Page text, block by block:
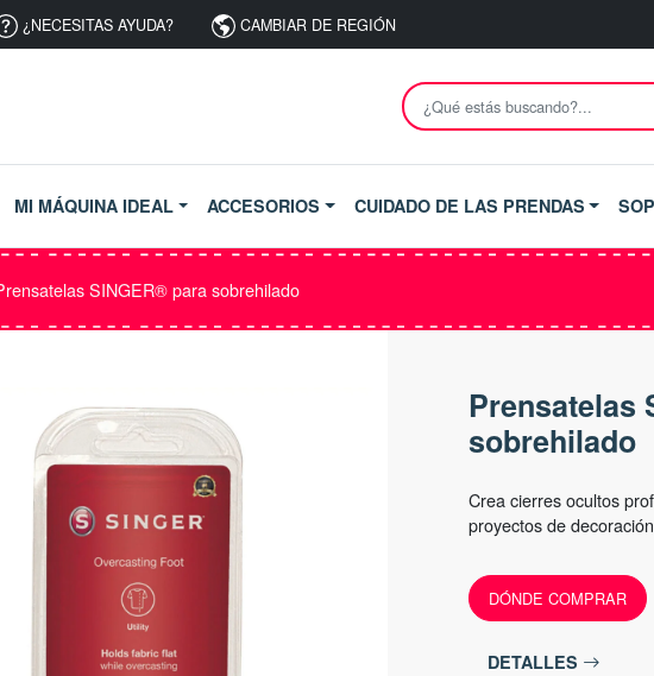
¿NECESITAS AYUDA? CAMBIAR DE REGIÓN
MI MÁQUINA IDEAL ACCESORIOS CUIDADO DE LAS PRENDAS
SINGER® para sobrehilado
Prensatelas
sobrehilado
Crea cierres ocultos
proyectos de
DÓNDE COMPRAR
DETALLES